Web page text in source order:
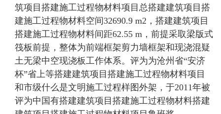
筑项目搭建施工过程物材料项目总搭建建筑项目搭
建施工过程物材料空间32690.9 m2，搭建建筑项目
搭建施工过程物材料间距62.55 m，前提采取梁版式
筏板前提，整体为前端框架剪力墙框架和现浇混疑
土无梁中空现浇板工作体系。评为为沧州省“安济
杯”省上等搭建建筑项目搭建施工过程物材料项目
和市级什么是文明施工过程样图外架，于2011年被
评为中国有搭建建筑项目搭建施工过程物材料搭建